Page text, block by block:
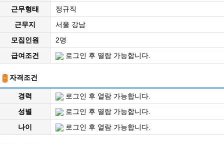
근무형태
정규직
근무지
서울 강남
모집인원
2명
급여조건
로그인 후 열람 가능합니다.
자격조건
경력
로그인 후 열람 가능합니다.
성별
로그인 후 열람 가능합니다.
나이
로그인 후 열람 가능합니다.